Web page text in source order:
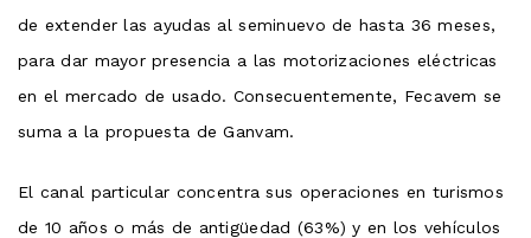
de extender las ayudas al seminuevo de hasta 36 meses,
para dar mayor presencia a las motorizaciones eléctricas
en el mercado de usado. Consecuentemente, Fecavem se
suma a la propuesta de Ganvam.
El canal particular concentra sus operaciones en turismos
de 10 años o más de antigüedad (63%) y en los vehículos